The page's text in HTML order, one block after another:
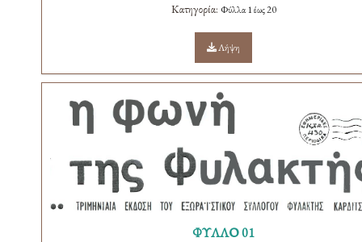
Κατηγορία: Φύλλα 1 έως 20
Λήψη
ΦΥΛΛΟ 01